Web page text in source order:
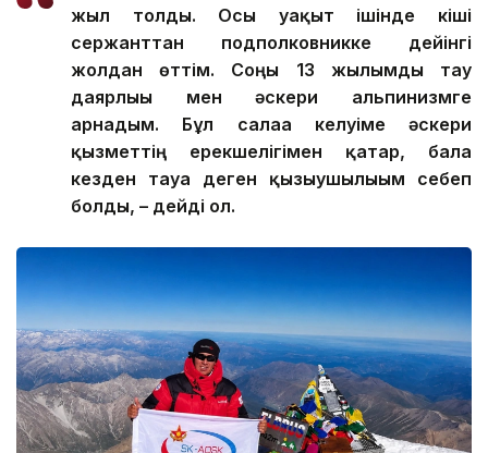
жыл толды. Осы уақыт ішінде кіші
сержанттан подполковникке дейінгі
жолдан өттім. Соңғы 13 жылымды тау
даярлығы мен әскери альпинизмге
арнадым. Бұл салаға келуіме әскери
қызметтің ерекшелігімен қатар, бала
кезден тауға деген қызығушылығым себеп
болды, – дейді ол.